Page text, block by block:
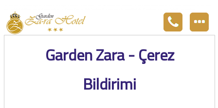
Garden Zara - Çerez
Bildirimi